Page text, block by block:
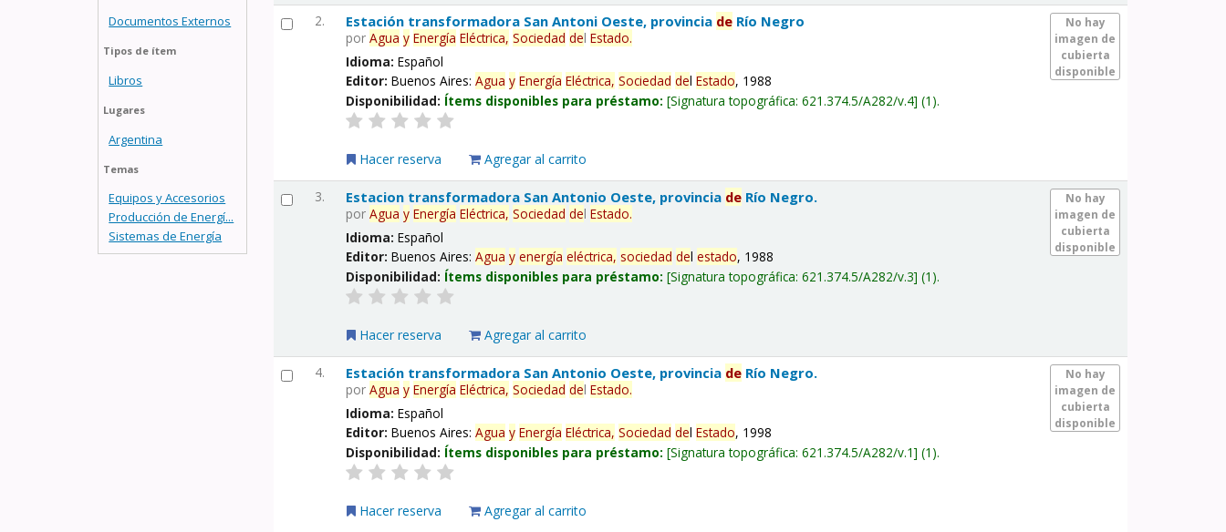
Documentos Externos
Tipos de ítem
Libros
Lugares
Argentina
Temas
Equipos y Accesorios
Producción de Energí...
Sistemas de Energía
2.
No hay
imagen de
cubierta
disponible
Estación transformadora San Antoni Oeste, provincia de Río Negro
porAgua y Energía Eléctrica, Sociedad delEstado.
Idioma:Español
Editor:Buenos Aires:Agua y Energía Eléctrica, Sociedad delEstado, 1988
Disponibilidad: Ítems disponibles para préstamo: Signatura topográfica:621.374.5/A282/v.4 (1).
Hacer reserva Agregar al carrito
3.
No hay
imagen de
cubierta
disponible
Estacion transformadora San Antonio Oeste, provincia de Río Negro.
porAgua y Energía Eléctrica, Sociedad delEstado.
Idioma:Español
Editor:Buenos Aires:Agua y energía eléctrica, sociedad delestado, 1988
Disponibilidad: Ítems disponibles para préstamo: Signatura topográfica:621.374.5/A282/v.3 (1).
Hacer reserva Agregar al carrito
4.
No hay
imagen de
cubierta
disponible
Estación transformadora San Antonio Oeste, provincia de Río Negro.
porAgua y Energía Eléctrica, Sociedad delEstado.
Idioma:Español
Editor:Buenos Aires:Agua y Energía Eléctrica, Sociedad delEstado, 1998
Disponibilidad: Ítems disponibles para préstamo: Signatura topográfica:621.374.5/A282/v.1 (1).
Hacer reserva Agregar al carrito